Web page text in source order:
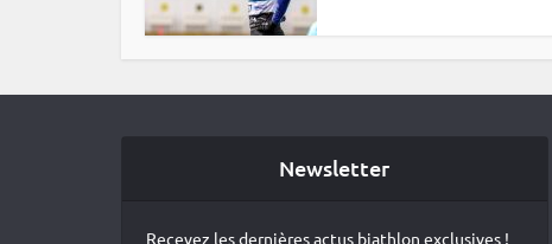
Newsletter
Recevez les dernières actus biathlon exclusives !